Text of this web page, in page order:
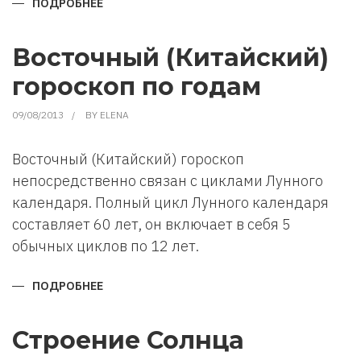
ПОДРОБНЕЕ
Восточный (Китайский)
гороскоп по годам
09/08/2013 BY ELENA
Восточный (Китайский) гороскоп
непосредственно связан с циклами Лунного
календаря. Полный цикл Лунного календаря
составляет 60 лет, он включает в себя 5
обычных циклов по 12 лет.
ПОДРОБНЕЕ
ГОДАМ
Строение Солнца